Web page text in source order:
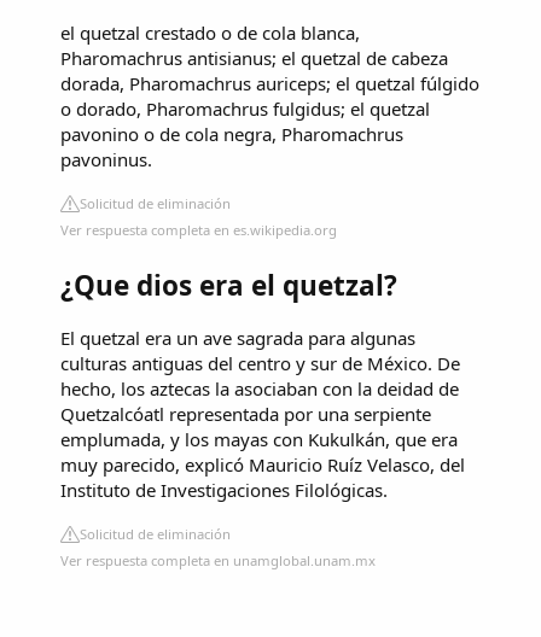
el quetzal crestado o de cola blanca,
Pharomachrus antisianus; el quetzal de cabeza
dorada, Pharomachrus auriceps; el quetzal fúlgido
o dorado, Pharomachrus fulgidus; el quetzal
pavonino o de cola negra, Pharomachrus
pavoninus.
Solicitud de eliminación
Ver respuesta completa en es.wikipedia.org
¿Que dios era el quetzal?
El quetzal era un ave sagrada para algunas
culturas antiguas del centro y sur de México. De
hecho, los aztecas la asociaban con la deidad de
Quetzalcóatl representada por una serpiente
emplumada, y los mayas con Kukulkán, que era
muy parecido, explicó Mauricio Ruíz Velasco, del
Instituto de Investigaciones Filológicas.
Solicitud de eliminación
Ver respuesta completa en unamglobal.unam.mx